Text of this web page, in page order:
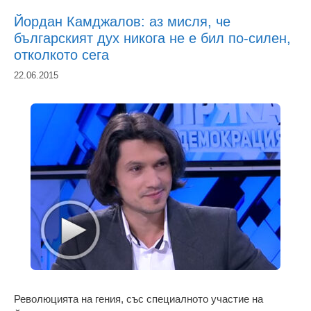
Йордан Камджалов: аз мисля, че
българският дух никога не е бил по-силен,
отколкото сега
22.06.2015
Революцията на гения, със специалното участие на